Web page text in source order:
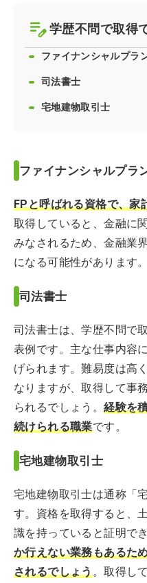
学歴不問で取得
ファイナンシャルプラ
司法書士
宅地建物取引士
ファイナンシャルプラ
FPと呼ばれる資格で、家
取得していると、金融に
みなされるため、金融業
になる可能性があります。
司法書士
司法書士は、学歴不問で
表例です。主な仕事内容
げられます。難易度は高
なりますが、取得して事
られるでしょう。経験を
続けられる職業です。
宅地建物取引士
宅地建物取引士は通称「
す。資格を取得すると、
識を持っていると証明でき
か行えない業務もあるた
されるでしょう。取得し